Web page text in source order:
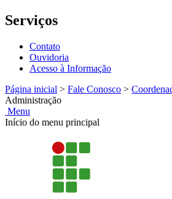
Serviços
Contato
Ouvidoria
Acesso à Informação
Página inicial > Fale Conosco >
Administração
Menu
Início do menu principal